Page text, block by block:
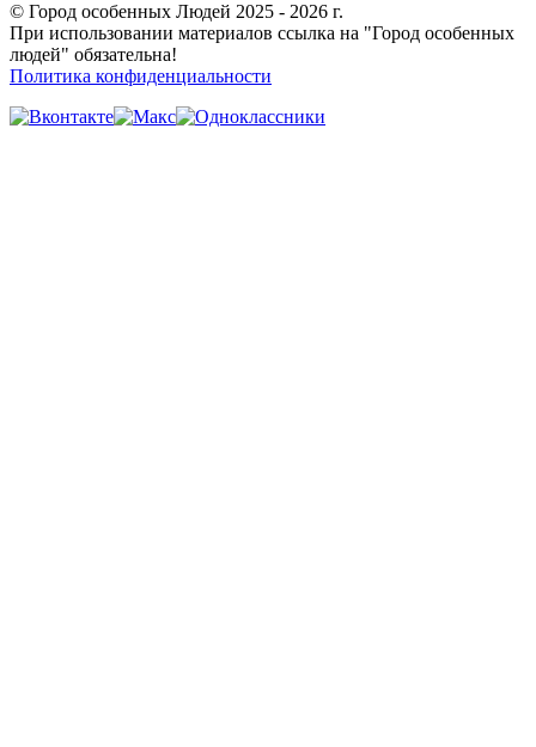
© Город особенных Людей 2025 - 2026 г.
При использовании материалов ссылка на "Город особенных
людей" обязательна!
Политика конфиденциальности